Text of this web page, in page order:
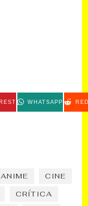
WHATSAPP
ANIME
CINE
CRÍTICA